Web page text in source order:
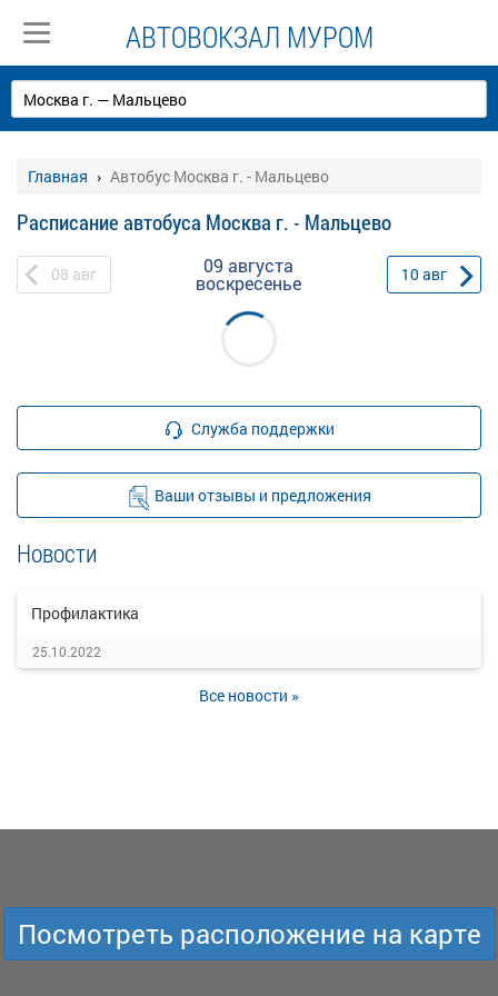
АВТОВОКЗАЛ МУРОМ
Главная Автобус Москва г. - Мальцево
Расписание автобуса Москва г. - Мальцево
08 авг 09 августа
воскресенье 10авг
Служба поддержки
Ваши отзывы и предложения
Новости
Профилактика
25.10.2022
Все новости »
Посмотреть расположение на карте